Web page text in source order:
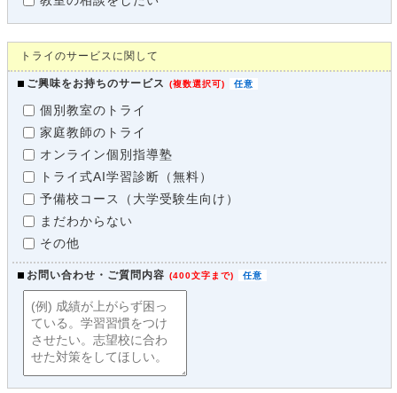
トライのサービスに関して
ご興味をお持ちのサービス (複数選択可)
個別教室のトライ
家庭教師のトライ
オンライン個別指導塾
トライ式AI学習診断（無料）
予備校コース（大学受験生向け）
まだわからない
その他
お問い合わせ・ご質問内容 (400文字まで)